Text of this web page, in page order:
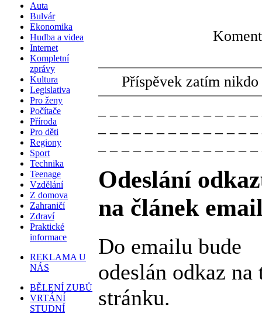
Příspěvek zatím
Odeslání
na článek
Do emailu bude
odeslán odkaz na
stránku.
Auta
Bulvár
Ekonomika
Hudba a videa
Internet
Kompletní
zprávy
Kultura
Legislativa
Pro ženy
Počítače
Příroda
Pro děti
Regiony
Sport
Technika
Teenage
Vzdělání
Z domova
Zahraničí
Zdraví
Praktické
informace
REKLAMA U
NÁS
BĚLENÍ ZUBŮ
VRTÁNÍ
STUDNÍ